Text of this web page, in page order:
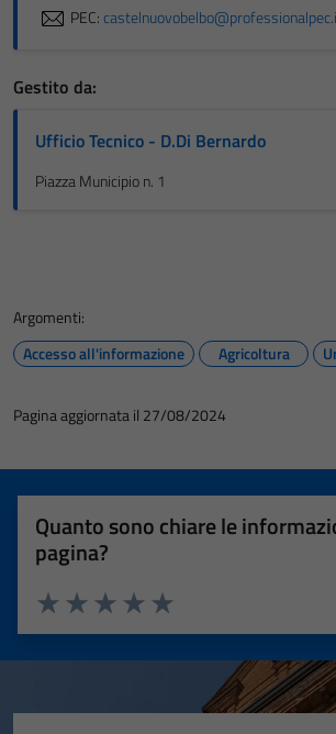
PEC:
Gestito da:
Ufficio Tecnico - D.Di Bernardo
Piazza Municipio n. 1
Argomenti:
Accesso all'informazione
Agricoltura
Pagina aggiornata il 27/08/2024
Quanto sono chiare le
pagina?
Valuta 5 stelle su 5
Valuta 4 stelle su 5
Valuta 3 stelle su 5
Valuta 2 stelle su 5
Valuta 1 stelle su 5